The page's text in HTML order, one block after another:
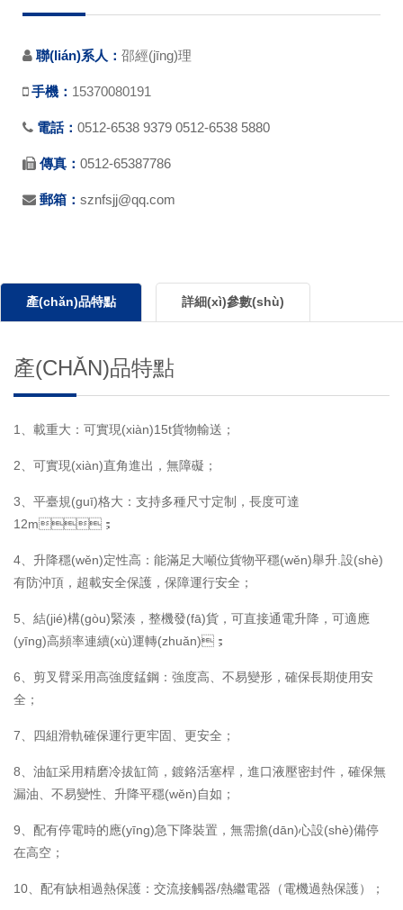
聯(lián)系人： 邵經(jīng)理
手機： 15370080191
電話： 0512-6538 9379 0512-6538 5880
傳真： 0512-65387786
郵箱： sznfsjj@qq.com
產(chǎn)品特點 詳細(xì)參數(shù)
產(CHǍN)品特點
1、載重大：可實現(xiàn)15t貨物輸送；
2、可實現(xiàn)直角進出，無障礙；
3、平臺規(guī)格大：支持多種尺寸定制，長度可達
12m；
4、升降穩(wěn)定性高：能滿足大噸位貨物平穩(wěn)舉升.設(shè)
有防沖頂，超載安全保護，保障運行安全；
5、結(jié)構(gòu)緊湊，整機發(fā)貨，可直接通電升降，可適應
(yīng)高頻率連續(xù)運轉(zhuǎn)；
6、剪叉臂采用高強度錳鋼：強度高、不易變形，確保長期使用安
全；
7、四組滑軌確保運行更牢固、更安全；
8、油缸采用精磨冷拔缸筒，鍍鉻活塞桿，進口液壓密封件，確保無
漏油、不易變性、升降平穩(wěn)自如；
9、配有停電時的應(yīng)急下降裝置，無需擔(dān)心設(shè)備停
在高空；
10、配有缺相過熱保護：交流接觸器/熱繼電器（電機過熱保護）；